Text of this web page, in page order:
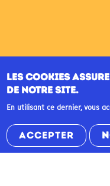
LES COOKIES
DE NOTRE SITE.
En utilisant ce dernier, vous
ACCEPTER